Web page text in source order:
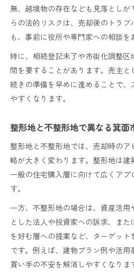
無、越境物の存在なども見落とし
らの法的リスクは、売却後のトラブ
も、事前に役所や専門家への相談を
特に、相続登記未了や市街化調整
間を要することがあります。売主
続きの準備を早めに進めることで、
やすくなります。
整形地と不整形地で異なる箕面
整形地と不整形地では、売却時の
略が大きく変わります。整形地は建
一般の住宅購入層に向けて広くア
す。
一方、不整形地の場合は、資産活
とした法人や投資家への訴求、ま
を好む層への提案など、ターゲッ
です。例えば、建物プラン例や活用
買い手の不安を解消しやすくなりま